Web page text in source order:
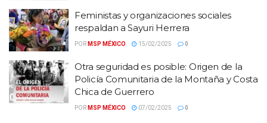
Feministas y organizaciones sociales
respaldan a Sayuri Herrera
POR MSP MÉXICO 15/02/2025 0
Otra seguridad es posible: Origen de la
Policía Comunitaria de la Montaña y Costa
Chica de Guerrero
POR MSP MÉXICO 07/02/2025 0